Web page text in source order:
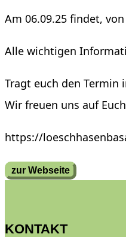
Am 06.09.25 findet,
Alle wichtigen
Tragt euch den Termin
Wir freuen uns auf
https://
zur Webseite
KONTAKT